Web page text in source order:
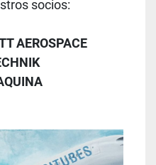
socios:
AEROSPACE